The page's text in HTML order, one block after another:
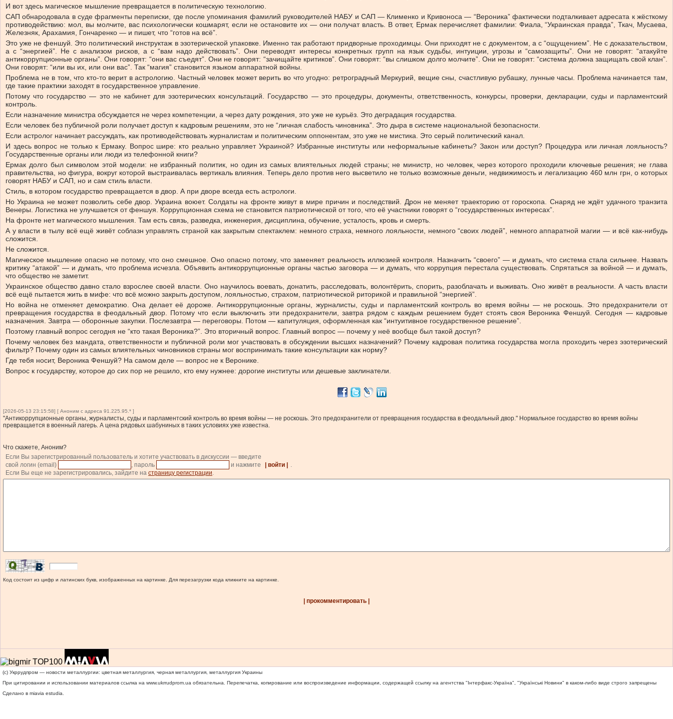
И вот здесь магическое мышление превращается в политическую технологию.
САП обнародовала в суде фрагменты переписки, где после упоминания фамилий руководителей НАБУ и САП — Клименко и Кривоноса — “Вероника” фактически подталкивает адресата к жёсткому
противодействию: мол, вы молчите, вас психологически кошмарят, если не остановите их — они получат власть. В ответ, Ермак перечисляет фамилии: Фиала, “Украинская правда”, Ткач, Мусаева,
Железняк, Арахамия, Гончаренко — и пишет, что “готов на всё”.
Это уже не феншуй. Это политический инструктаж в эзотерической упаковке. Именно так работают придворные проходимцы. Они приходят не с документом, а с “ощущением”. Не с доказательством,
а с “энергией”. Не с анализом рисков, а с “вам надо действовать”. Они переводят интересы конкретных групп на язык судьбы, интуиции, угрозы и “самозащиты”. Они не говорят: “атакуйте
антикоррупционные органы”. Они говорят: “они вас съедят”. Они не говорят: “зачищайте критиков”. Они говорят: “вы слишком долго молчите”. Они не говорят: “система должна защищать свой клан”.
Они говорят: “или вы их, или они вас”. Так “магия” становится языком аппаратной войны.
Проблема не в том, что кто-то верит в астрологию. Частный человек может верить во что угодно: ретроградный Меркурий, вещие сны, счастливую рубашку, лунные часы. Проблема начинается там,
где такие практики заходят в государственное управление.
Потому что государство — это не кабинет для эзотерических консультаций. Государство — это процедуры, документы, ответственность, конкурсы, проверки, декларации, суды и парламентский
контроль.
Если назначение министра обсуждается не через компетенции, а через дату рождения, это уже не курьёз. Это деградация государства.
Если человек без публичной роли получает доступ к кадровым решениям, это не “личная слабость чиновника”. Это дыра в системе национальной безопасности.
Если астролог начинает рассуждать, как противодействовать журналистам и политическим оппонентам, это уже не мистика. Это серый политический канал.
И здесь вопрос не только к Ермаку. Вопрос шире: кто реально управляет Украиной? Избранные институты или неформальные кабинеты? Закон или доступ? Процедура или личная лояльность?
Государственные органы или люди из телефонной книги?
Ермак долго был символом этой модели: не избранный политик, но один из самых влиятельных людей страны; не министр, но человек, через которого проходили ключевые решения; не глава
правительства, но фигура, вокруг которой выстраивалась вертикаль влияния. Теперь дело против него высветило не только возможные деньги, недвижимость и легализацию 460 млн грн, о которых
говорят НАБУ и САП, но и сам стиль власти.
Стиль, в котором государство превращается в двор. А при дворе всегда есть астрологи.
Но Украина не может позволить себе двор. Украина воюет. Солдаты на фронте живут в мире причин и последствий. Дрон не меняет траекторию от гороскопа. Снаряд не ждёт удачного транзита
Венеры. Логистика не улучшается от феншуя. Коррупционная схема не становится патриотической от того, что её участники говорят о “государственных интересах”.
На фронте нет магического мышления. Там есть связь, разведка, инженерия, дисциплина, обучение, усталость, кровь и смерть.
А у власти в тылу всё ещё живёт соблазн управлять страной как закрытым спектаклем: немного страха, немного лояльности, немного “своих людей”, немного аппаратной магии — и всё как-нибудь
сложится.
Не сложится.
Магическое мышление опасно не потому, что оно смешное. Оно опасно потому, что заменяет реальность иллюзией контроля. Назначить “своего” — и думать, что система стала сильнее. Назвать
критику “атакой” — и думать, что проблема исчезла. Объявить антикоррупционные органы частью заговора — и думать, что коррупция перестала существовать. Спрятаться за войной — и думать,
что общество не заметит.
Украинское общество давно стало взрослее своей власти. Оно научилось воевать, донатить, расследовать, волонтёрить, спорить, разоблачать и выживать. Оно живёт в реальности. А часть власти
всё ещё пытается жить в мифе: что всё можно закрыть доступом, лояльностью, страхом, патриотической риторикой и правильной “энергией”.
Но война не отменяет демократию. Она делает её дороже. Антикоррупционные органы, журналисты, суды и парламентский контроль во время войны — не роскошь. Это предохранители от
превращения государства в феодальный двор. Потому что если выключить эти предохранители, завтра рядом с каждым решением будет стоять своя Вероника Феншуй. Сегодня — кадровые
назначения. Завтра — оборонные закупки. Послезавтра — переговоры. Потом — капитуляция, оформленная как “интуитивное государственное решение”.
Поэтому главный вопрос сегодня не “кто такая Вероника?”. Это вторичный вопрос. Главный вопрос — почему у неё вообще был такой доступ?
Почему человек без мандата, ответственности и публичной роли мог участвовать в обсуждении высших назначений? Почему кадровая политика государства могла проходить через эзотерический
фильтр? Почему один из самых влиятельных чиновников страны мог воспринимать такие консультации как норму?
Где тебя носит, Вероника Феншуй? На самом деле — вопрос не к Веронике.
Вопрос к государству, которое до сих пор не решило, кто ему нужнее: дорогие институты или дешевые заклинатели.
[2026-05-13 23:15:58] [ Аноним с адреса 91.225.95.* ]
"Антикоррупционные органы, журналисты, суды и парламентский контроль во время войны — не роскошь. Это предохранители от превращения государства в феодальный двор." Нормальное государство во время войны
превращается в военный лагерь. А цена рядовых шабуниных в таких условиях уже известна.
Что скажете, Аноним?
Если Вы зарегистрированный пользователь и хотите участвовать в дискуссии — введите
свой логин (email)
, пароль и нажмите | войти |
Если Вы еще не зарегистрировались, зайдите на страницу регистрации
Код состоит из цифр и латинских букв, изображенных на картинке. Для перезагрузки кода кликните на картинке.
| прокомментировать |
(c) Укррудпром — новости металлургии: цветная металлургия, черная металлургия, металлургия Украины
При цитировании и использовании материалов ссылка на www.ukrrudprom.ua обязательна. Перепечатка, копирование или воспроизведение информации, содержащей ссылку на агентства "Iнтерфакс-Україна", "Українськi Новини" в каком-либо виде строго запрещены
Сделано в miavia estudia.